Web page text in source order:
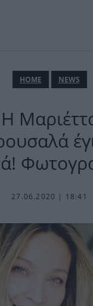
ΗΟΜΕ NEWS
Η
27.06.2020 | 18:41